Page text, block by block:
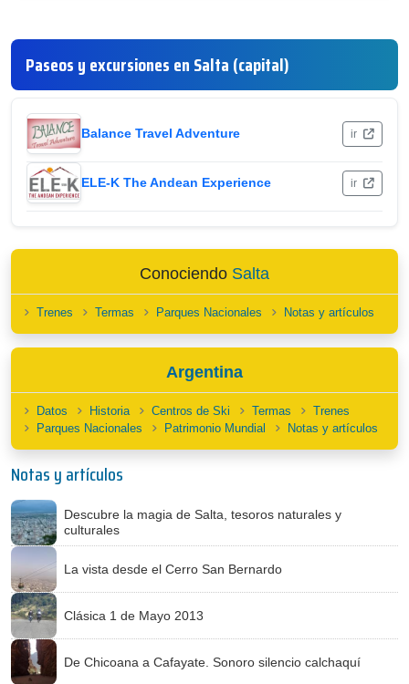
Paseos y excursiones en Salta (capital)
Balance Travel Adventure ir
ELE-K The Andean Experience ir
Conociendo Salta
Trenes Termas Parques Nacionales Notas y artículos
Argentina
Datos Historia Centros de Ski Termas
Trenes
Parques Nacionales
Patrimonio Mundial Notas y artículos
Notas y artículos
Descubre la magia de Salta, tesoros naturales y
culturales
La vista desde el Cerro San Bernardo
Clásica 1 de Mayo 2013
De Chicoana a Cafayate. Sonoro silencio calchaquí